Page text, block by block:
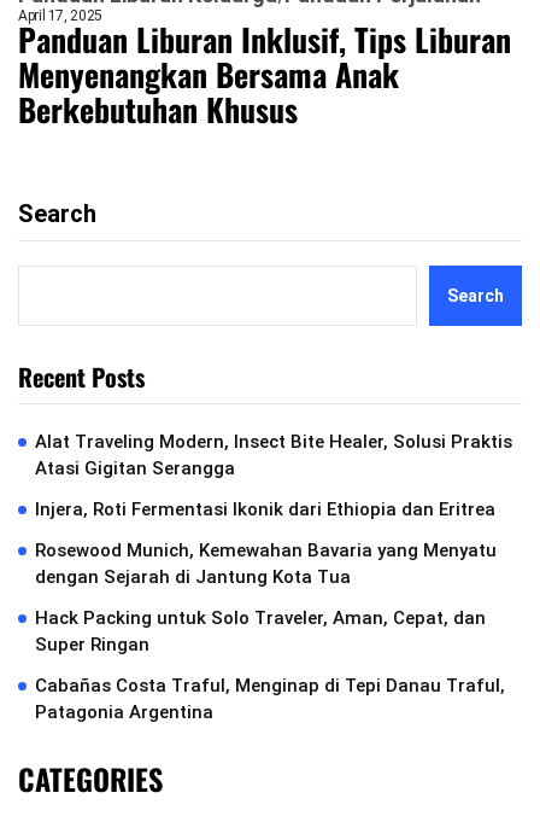
April 17, 2025
Panduan Liburan Inklusif, Tips Liburan
Menyenangkan Bersama Anak
Berkebutuhan Khusus
Search
Search
Recent Posts
Alat Traveling Modern, Insect Bite Healer, Solusi Praktis
Atasi Gigitan Serangga
Injera, Roti Fermentasi Ikonik dari Ethiopia dan Eritrea
Rosewood Munich, Kemewahan Bavaria yang Menyatu
dengan Sejarah di Jantung Kota Tua
Hack Packing untuk Solo Traveler, Aman, Cepat, dan
Super Ringan
Cabañas Costa Traful, Menginap di Tepi Danau Traful,
Patagonia Argentina
CATEGORIES